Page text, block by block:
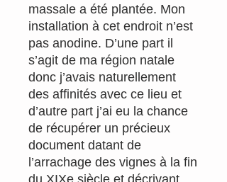
massale a été plantée. Mon
installation à cet endroit n’est
pas anodine. D’une part il
s’agit de ma région natale
donc j’avais naturellement
des affinités avec ce lieu et
d’autre part j’ai eu la chance
de récupérer un précieux
document datant de
l’arrachage des vignes à la fin
du XIXe siècle et décrivant